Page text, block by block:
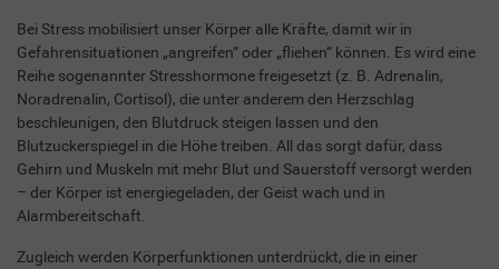
Bei Stress mobilisiert unser Körper alle Kräfte, damit wir in
Gefahrensituationen „angreifen“ oder „fliehen“ können. Es wird eine
Reihe sogenannter Stresshormone freigesetzt (z. B. Adrenalin,
Noradrenalin, Cortisol), die unter anderem den Herzschlag
beschleunigen, den Blutdruck steigen lassen und den
Blutzuckerspiegel in die Höhe treiben. All das sorgt dafür, dass
Gehirn und Muskeln mit mehr Blut und Sauerstoff versorgt werden
– der Körper ist energiegeladen, der Geist wach und in
Alarmbereitschaft.
Zugleich werden Körperfunktionen unterdrückt, die in einer